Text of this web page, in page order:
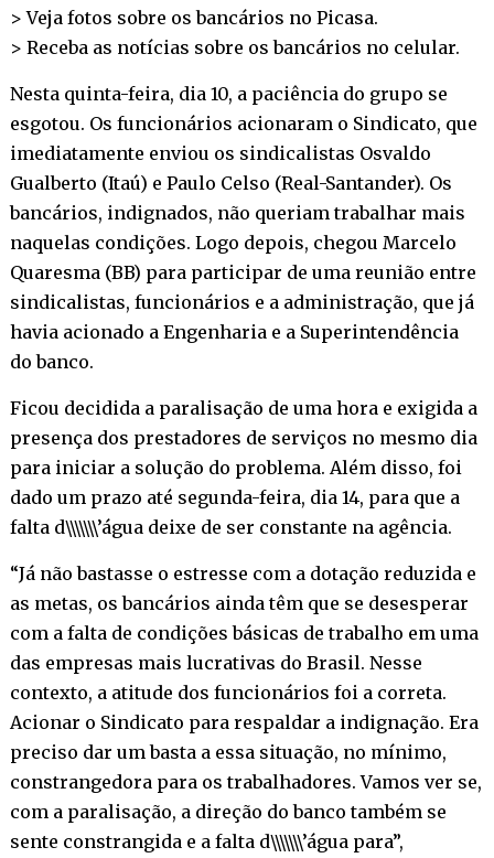
> Veja fotos sobre os bancários no Picasa.
> Receba as notícias sobre os bancários no celular.
Nesta quinta-feira, dia 10, a paciência do grupo se
esgotou. Os funcionários acionaram o Sindicato, que
imediatamente enviou os sindicalistas Osvaldo
Gualberto (Itaú) e Paulo Celso (Real-Santander). Os
bancários, indignados, não queriam trabalhar mais
naquelas condições. Logo depois, chegou Marcelo
Quaresma (BB) para participar de uma reunião entre
sindicalistas, funcionários e a administração, que já
havia acionado a Engenharia e a Superintendência
do banco.
Ficou decidida a paralisação de uma hora e exigida a
presença dos prestadores de serviços no mesmo dia
para iniciar a solução do problema. Além disso, foi
dado um prazo até segunda-feira, dia 14, para que a
falta d\\\\\\\’água deixe de ser constante na agência.
“Já não bastasse o estresse com a dotação reduzida e
as metas, os bancários ainda têm que se desesperar
com a falta de condições básicas de trabalho em uma
das empresas mais lucrativas do Brasil. Nesse
contexto, a atitude dos funcionários foi a correta.
Acionar o Sindicato para respaldar a indignação. Era
preciso dar um basta a essa situação, no mínimo,
constrangedora para os trabalhadores. Vamos ver se,
com a paralisação, a direção do banco também se
sente constrangida e a falta d\\\\\\\’água para”,